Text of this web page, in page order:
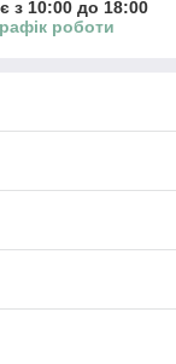
з 10:00 до 18:00
роботи